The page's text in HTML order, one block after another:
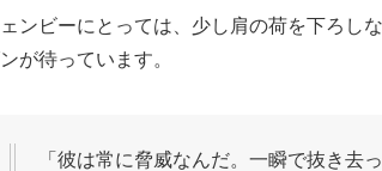
ンビーにとっては、少し肩の荷を下ろし
が待っています。
「彼は常に脅威なんだ。一瞬で抜き去